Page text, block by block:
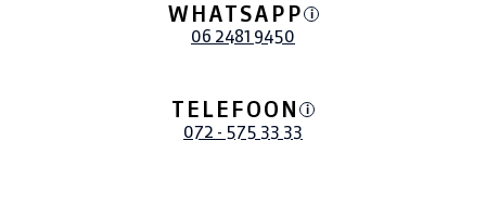
WHATSAPP i
06 2481 9450
TELEFOON i
072 - 575 33 33